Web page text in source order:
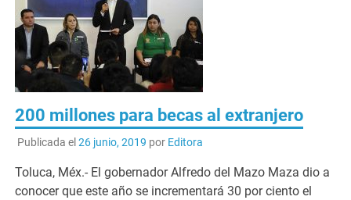
200 millones para becas al extranjero
Publicada el 26 junio, 2019 por Editora
Toluca, Méx.- El gobernador Alfredo del Mazo Maza dio a
conocer que este año se incrementará 30 por ciento el